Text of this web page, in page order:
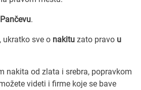
.
, ukratko sve o nakitu zato pravo u
nakita od zlata i srebra, popravkom
videti i firme koje se bave